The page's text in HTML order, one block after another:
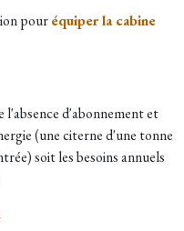
pouréquiper la cabine
l'absence d'abonnement et
(une citerne d'une tonne
soit les besoins annuels